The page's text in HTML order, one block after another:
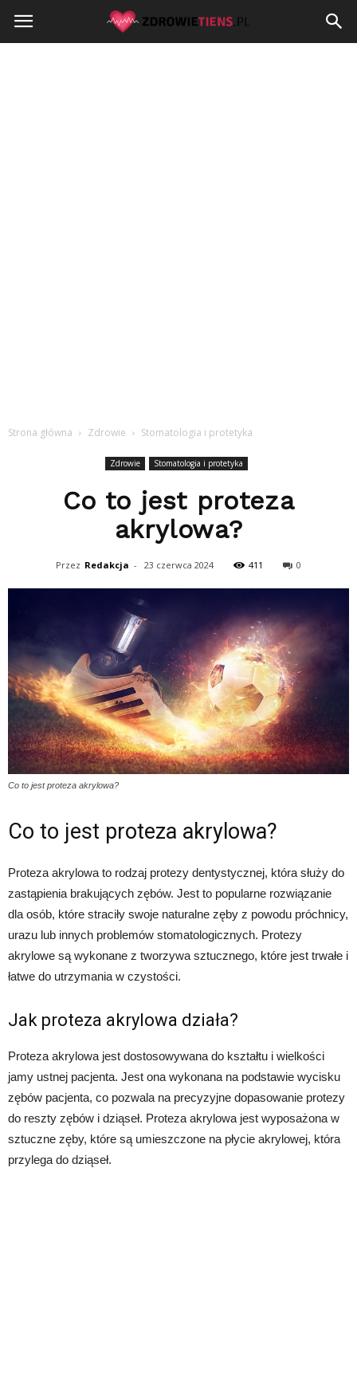
Zdrowietiens.pl
Strona główna Zdrowie Stomatologia i protetyka
Zdrowie Stomatologia i protetyka
Co to jest proteza
akrylowa?
Przez Redakcja - 23 czerwca 2024 411 0
Co to jest proteza akrylowa?
Co to jest proteza akrylowa?
Proteza akrylowa to rodzaj protezy dentystycznej, która służy do
zastąpienia brakujących zębów. Jest to popularne rozwiązanie
dla osób, które straciły swoje naturalne zęby z powodu próchnicy,
urazu lub innych problemów stomatologicznych. Protezy
akrylowe są wykonane z tworzywa sztucznego, które jest trwałe i
łatwe do utrzymania w czystości.
Jak proteza akrylowa działa?
Proteza akrylowa jest dostosowywana do kształtu i wielkości
jamy ustnej pacjenta. Jest ona wykonana na podstawie wycisku
zębów pacjenta, co pozwala na precyzyjne dopasowanie protezy
do reszty zębów i dziąseł. Proteza akrylowa jest wyposażona w
sztuczne zęby, które są umieszczone na płycie akrylowej, która
przylega do dziąseł.